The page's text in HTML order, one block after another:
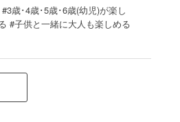
歳･4歳･5歳･6歳(幼児)が楽し
#子供と一緒に大人も楽しめる